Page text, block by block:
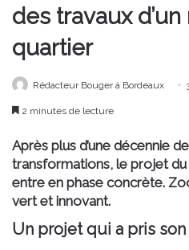
des travaux
quartier
Rédacteur Bouger à Bordeaux
2 minutes de lecture
Après plus d’une décennie
transformations, le projet
entre en phase concrète.
vert et innovant.
Un projet qui a pris